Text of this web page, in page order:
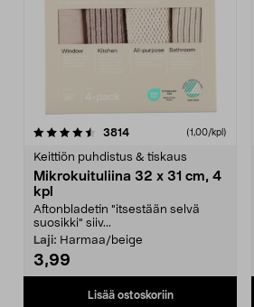
3814arvostelut (1,00/kpl)
Keittiön puhdistus & tiskaus
Mikrokuituliina 32 x 31 cm, 4
kpl
Aftonbladetin "itsestään selvä
suosikki" siiv...
Laji: Harmaa/beige
3,99
Lisää ostoskoriin
4.5viidestä